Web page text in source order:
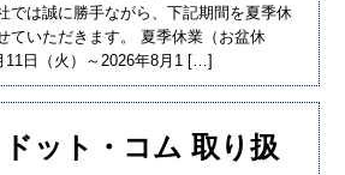
では誠に勝手ながら、下記期間を夏季休
ていただきます。 夏季休業（お盆休
11日（火）～2026年8月1 […]
ット・コム 取り扱